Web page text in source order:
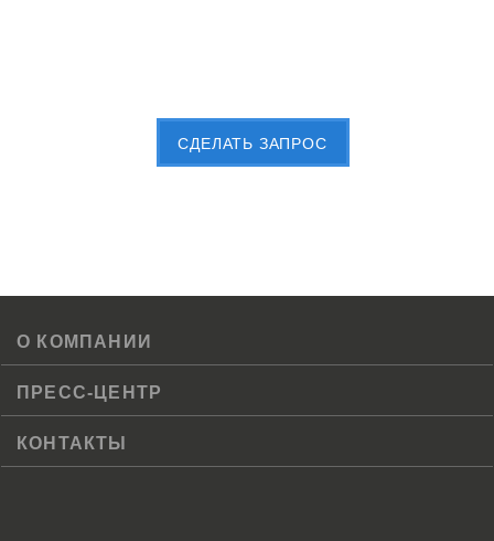
CДЕЛАТЬ ЗАПРОС
О КОМПАНИИ
ПРЕСС-ЦЕНТР
КОНТАКТЫ